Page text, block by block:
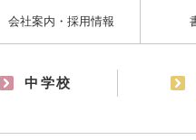
会社案内・採用情報
中学校